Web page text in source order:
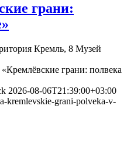
грани:
Кремль, 8 Музей
грани: полвека
2026-08-06T21:39:00+03:00
kremlevskie-grani-polveka-v-